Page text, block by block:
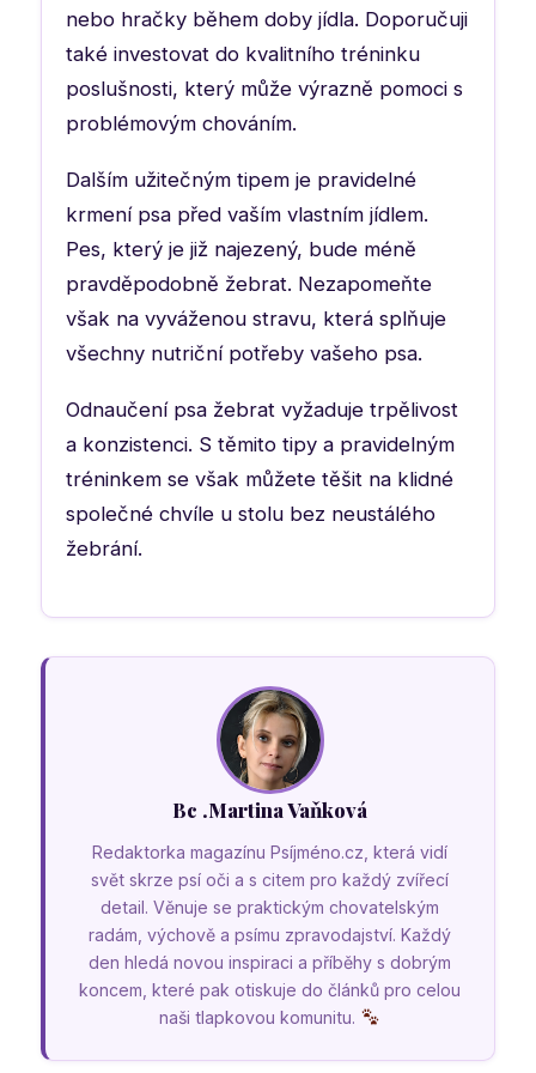
nebo hračky během doby jídla. Doporučuji
také investovat do kvalitního tréninku
poslušnosti, který může výrazně pomoci s
problémovým chováním.
Dalším užitečným tipem je pravidelné
krmení psa před vaším vlastním jídlem.
Pes, který je již najezený, bude méně
pravděpodobně žebrat. Nezapomeňte
však na vyváženou stravu, která splňuje
všechny nutriční potřeby vašeho psa.
Odnaučení psa žebrat vyžaduje trpělivost
a konzistenci. S těmito tipy a pravidelným
tréninkem se však můžete těšit na klidné
společné chvíle u stolu bez neustálého
žebrání.
Bc .Martina Vaňková
Redaktorka magazínu Psíjméno.cz, která vidí
svět skrze psí oči a s citem pro každý zvířecí
detail. Věnuje se praktickým chovatelským
radám, výchově a psímu zpravodajství. Každý
den hledá novou inspiraci a příběhy s dobrým
koncem, které pak otiskuje do článků pro celou
naši tlapkovou komunitu.